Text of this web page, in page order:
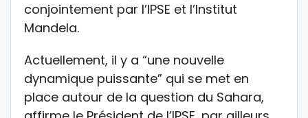
conjointement par l’IPSE et l’Institut
Mandela.
Actuellement, il y a “une nouvelle
dynamique puissante” qui se met en
place autour de la question du Sahara,